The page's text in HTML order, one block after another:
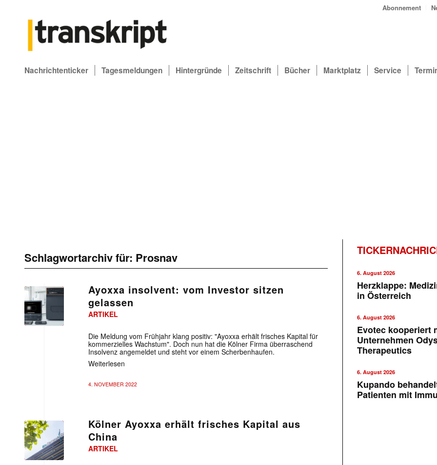
Abonnement
Nachrichtenticker Tagesmeldungen Hintergründe Zeitschrift Bücher Marktplatz Service
Schlagwortarchiv für: Prosnav
Ayoxxa insolvent: vom Investor sitzen
gelassen
ARTIKEL
Die Meldung vom Frühjahr klang positiv: "Ayoxxa erhält frisches Kapital für
kommerzielles Wachstum". Doch nun hat die Kölner Firma überraschend
Insolvenz angemeldet und steht vor einem Scherbenhaufen.
Weiterlesen
4. NOVEMBER 2022
Kölner Ayoxxa erhält frisches Kapital aus
China
ARTIKEL
6. August 2026
Herzklappe:
in Österreich
6. August 2026
Evotec kooperiert
Unternehmen
Therapeutics
6. August 2026
Kupando
Patienten mit